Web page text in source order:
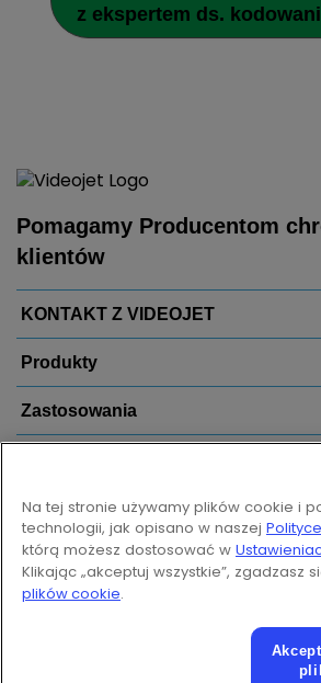
z ekspertem ds.
Pomagamy Producentom
klientów
KONTAKT Z VIDEOJET
Produkty
Zastosowania
Popularne linki
Follow us on:
© 2026 Videojet
Polityka
Na tej stronie używamy plików cookie i
technologii, jak opisano w naszej
którą możesz dostosować w
Klikając „akceptuj wszystkie”, zgadzasz
plików cookie.